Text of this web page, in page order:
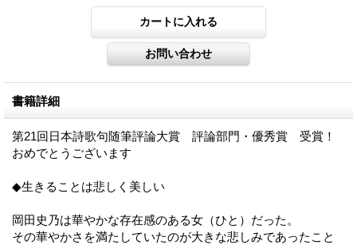
書籍詳細
第21回日本詩歌句随筆評論大賞 評論部門・優秀賞 受賞！
おめでとうございます
◆生きることは悲しく美しい
岡田史乃は華やかな存在感のある女（ひと）だった。
その華やかさを満たしていたのが大きな悲しみであったこと